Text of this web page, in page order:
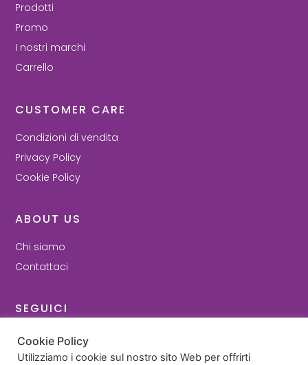
Prodotti
Promo
I nostri marchi
Carrello
CUSTOMER CARE
Condizioni di vendita
Privacy Policy
Cookie Policy
ABOUT US
Chi siamo
Contattaci
SEGUICI
Facebook
Instagram
Cookie Policy
Utilizziamo i cookie sul nostro sito Web per offrirti